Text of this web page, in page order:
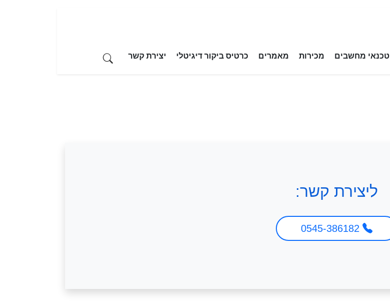
טכנאי מחשבים מכירות מאמרים כרטיס ביקור דיגיטלי יצירת קשר
ליצירת קשר: